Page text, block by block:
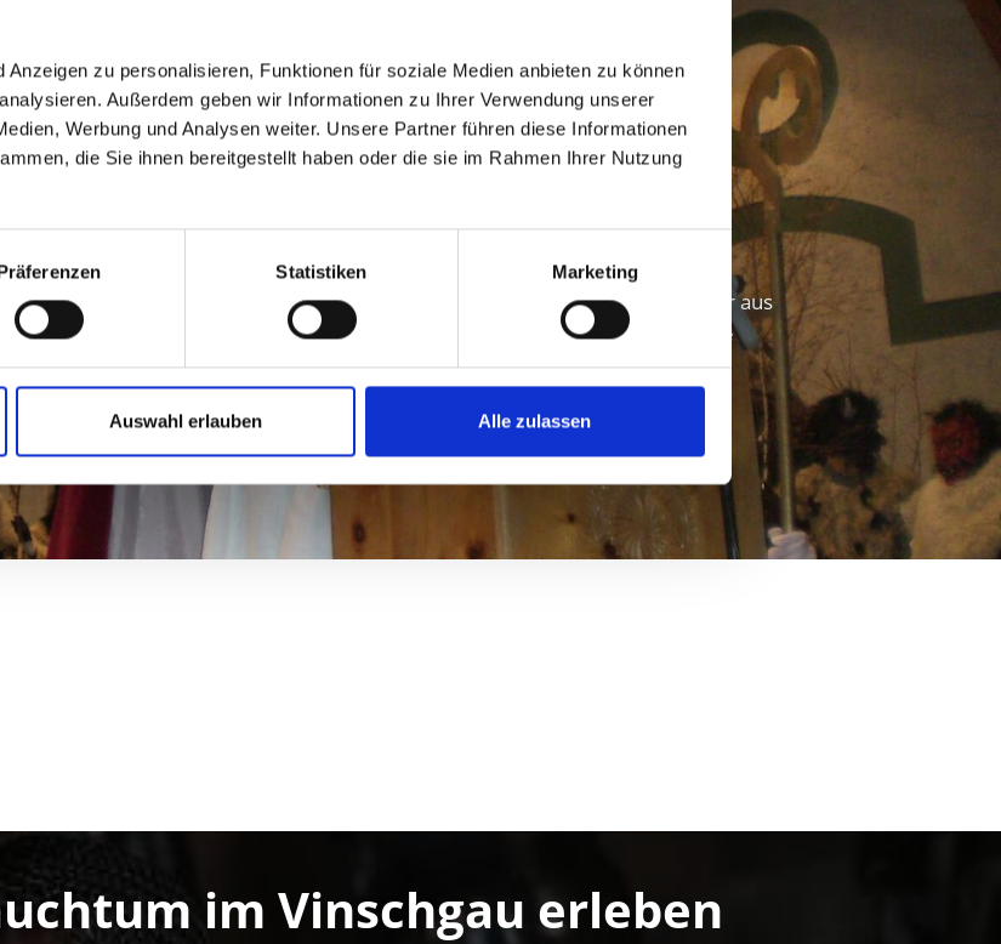
zu personalisieren, Funktionen für soziale Medien anbieten zu können
Außerdem geben wir Informationen zu Ihrer Verwendung unserer
Werbung und Analysen weiter. Unsere Partner führen diese Informationen
die Sie ihnen bereitgestellt haben oder die sie im Rahmen Ihrer Nutzung
Statistiken Marketing
Auswahl erlauben Alle zulassen
und "Krampus"
Schlanders und Laas wird die Tradition der Krampus – der wilden Männer aus
Form bewahrt. Alljährlich am 5. Dezember findet der traditionelle
in Schlanders und Laas statt.
Mehr erfahren
im Vinschgau erleben